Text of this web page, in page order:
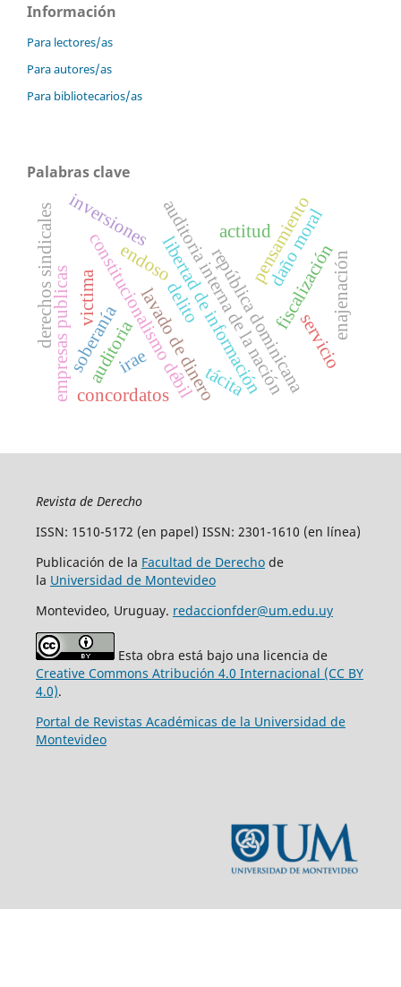
Información
Para lectores/as
Para autores/as
Para bibliotecarios/as
Palabras clave
constitucionalismo débilrepública dominicana
fiscalización
auditoria auditoria interna de la nación
soberanía
pensamiento
actitud
libertad de información
lavado de dinero
delito
daño moral
empresas publicas
inversiones
irae
tácita
enajenación
concordatos
servicio
endoso
victima
derechos sindicales
Revista de Derecho
ISSN: 1510-5172 (en papel) ISSN: 2301-1610 (en línea)
Publicación de la Facultad de Derechode
la Universidad de Montevideo
Montevideo, Uruguay. redaccionfder@um.edu.uy
Esta obra está bajo una licencia de
Creative Commons Atribución 4.0 Internacional (CC BY
4.0).
Portal de Revistas Académicas de la Universidad de
Montevideo